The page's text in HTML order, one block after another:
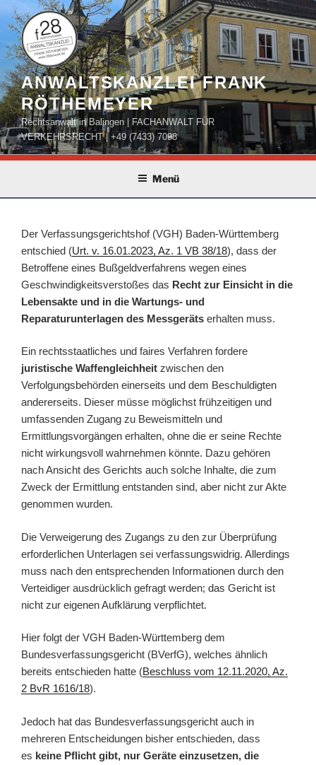
Zum
Inhalt
springen
ANWALTSKANZLEI FRANK
RÖTHEMEYER
Rechtsanwalt in Balingen | FACHANWALT FÜR
VERKEHRSRECHT | +49 (7433) 7098
Menü
Der Verfassungsgerichtshof (VGH) Baden-Württemberg
entschied (Urt. v. 16.01.2023, Az. 1 VB 38/18), dass der
Betroffene eines Bußgeldverfahrens wegen eines
Geschwindigkeitsverstoßes das Recht zur Einsicht in die
Lebensakte und in die Wartungs- und
Reparaturunterlagen des Messgeräts erhalten muss.
Ein rechtsstaatliches und faires Verfahren fordere
juristische Waffengleichheit zwischen den
Verfolgungsbehörden einerseits und dem Beschuldigten
andererseits. Dieser müsse möglichst frühzeitigen und
umfassenden Zugang zu Beweismitteln und
Ermittlungsvorgängen erhalten, ohne die er seine Rechte
nicht wirkungsvoll wahrnehmen könnte. Dazu gehören
nach Ansicht des Gerichts auch solche Inhalte, die zum
Zweck der Ermittlung entstanden sind, aber nicht zur Akte
genommen wurden.
Die Verweigerung des Zugangs zu den zur Überprüfung
erforderlichen Unterlagen sei verfassungswidrig. Allerdings
muss nach den entsprechenden Informationen durch den
Verteidiger ausdrücklich gefragt werden; das Gericht ist
nicht zur eigenen Aufklärung verpflichtet.
Hier folgt der VGH Baden-Württemberg dem
Bundesverfassungsgericht (BVerfG), welches ähnlich
bereits entschieden hatte (Beschluss vom 12.11.2020, Az.
2 BvR 1616/18).
Jedoch hat das Bundesverfassungsgericht auch in
mehreren Entscheidungen bisher entschieden, dass
es keine Pflicht gibt, nur Geräte einzusetzen, die